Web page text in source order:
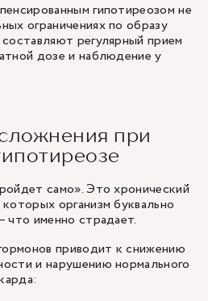
гипотиреозом не
ограничениях по образу
регулярный прием
дозе и наблюдение у
при
само». Это хронический
организм буквально
что именно страдает.
приводит к снижению
и нарушению нормального